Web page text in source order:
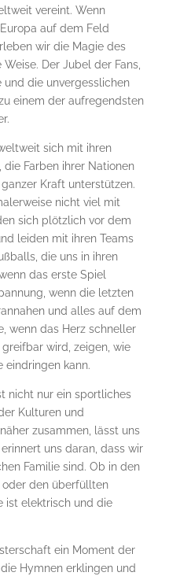
vereint. Wenn
auf dem Feld
wir die Magie des
Der Jubel der Fans,
die unvergesslichen
einem der aufregendsten
sich mit ihren
Farben ihrer Nationen
Kraft unterstützen.
nicht viel mit
sich plötzlich vor dem
leiden mit ihren Teams
die uns in ihren
das erste Spiel
wenn die letzten
und alles auf dem
wenn das Herz schneller
wird, zeigen, wie
eindringen kann.
nicht nur ein sportliches
Kulturen und
zusammen, lässt uns
uns daran, dass wir
Familie sind. Ob in den
oder den überfüllten
ist elektrisch und die
ein Moment der
Hymnen erklingen und